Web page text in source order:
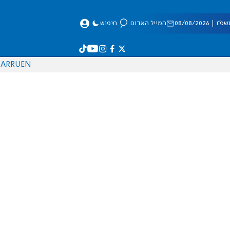
08/2026 המייל האדום חיפוש
EN
RU
AR